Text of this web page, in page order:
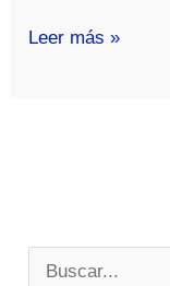
Ciberseguridad
Datos
Leer más »